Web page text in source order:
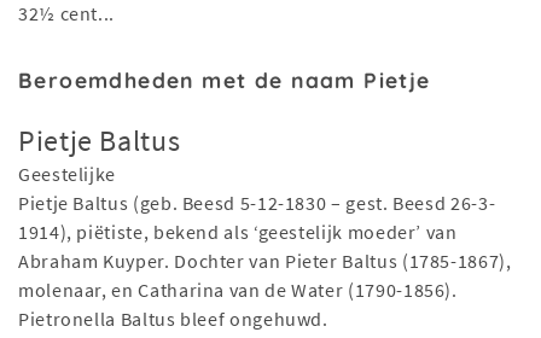
32½ cent...
Beroemdheden met de naam Pietje
Pietje Baltus
Geestelijke
Pietje Baltus (geb. Beesd 5-12-1830 – gest. Beesd 26-3-
1914), piëtiste, bekend als ‘geestelijk moeder’ van
Abraham Kuyper. Dochter van Pieter Baltus (1785-1867),
molenaar, en Catharina van de Water (1790-1856).
Pietronella Baltus bleef ongehuwd.